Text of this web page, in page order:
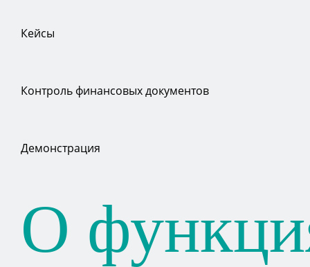
Кейсы
Контроль финансовых документов
Демонстрация
О